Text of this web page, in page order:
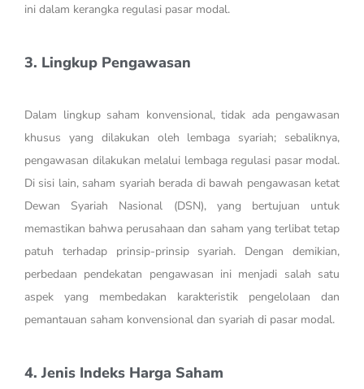
ini dalam kerangka regulasi pasar modal.
3. Lingkup Pengawasan
Dalam lingkup saham konvensional, tidak ada pengawasan
khusus yang dilakukan oleh lembaga syariah; sebaliknya,
pengawasan dilakukan melalui lembaga regulasi pasar modal.
Di sisi lain, saham syariah berada di bawah pengawasan ketat
Dewan Syariah Nasional (DSN), yang bertujuan untuk
memastikan bahwa perusahaan dan saham yang terlibat tetap
patuh terhadap prinsip-prinsip syariah. Dengan demikian,
perbedaan pendekatan pengawasan ini menjadi salah satu
aspek yang membedakan karakteristik pengelolaan dan
pemantauan saham konvensional dan syariah di pasar modal.
4. Jenis Indeks Harga Saham